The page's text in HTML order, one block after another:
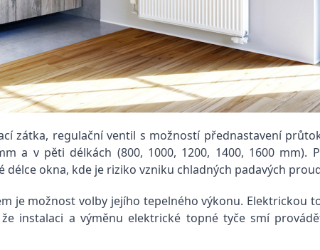
zátka, regulační ventil s možností přednastavení
a v pěti délkách (800, 1000, 1200, 1400, 1600
okna, kde je riziko vzniku chladných padavých
je možnost volby jejího tepelného výkonu. Elektrickou
instalaci a výměnu elektrické topné tyče smí